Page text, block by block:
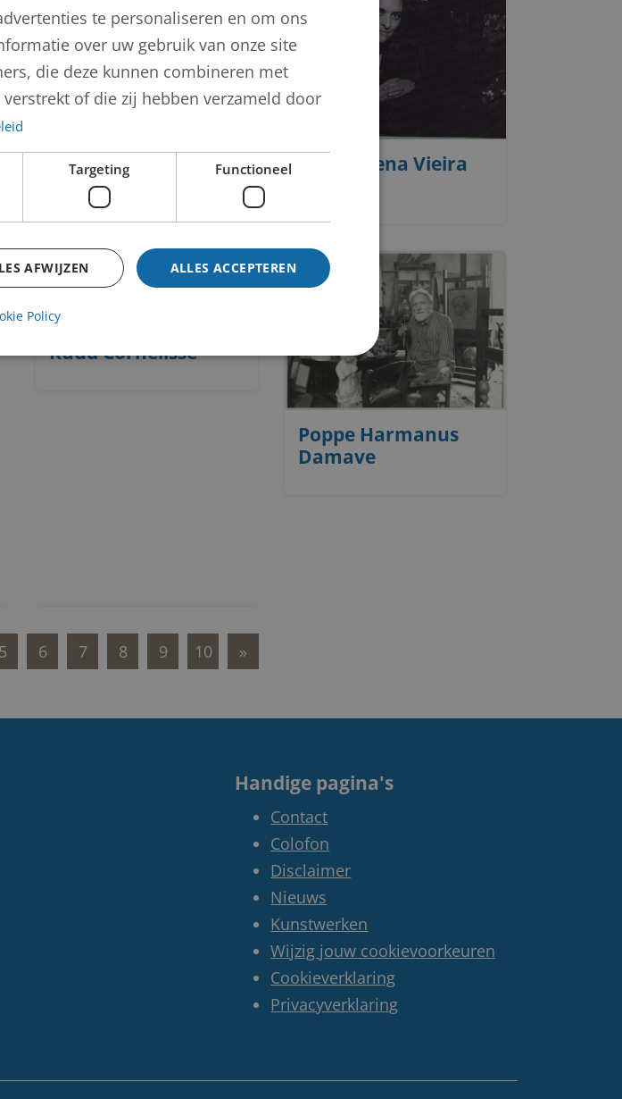
Adam Colton
Ruud Cornelisse
Maria Elena Vieira
Poppe Harmanus
Damave
5 6 7 8 9 10 »
Handige pagina's
Contact
Colofon
Disclaimer
Nieuws
Kunstwerken
Wijzig jouw cookievoorkeuren
Cookieverklaring
Privacyverklaring
te personaliseren en om ons
over uw gebruik van onze site
die deze kunnen combineren met
of die zij hebben verzameld door
Targeting Functioneel
ALLES ACCEPTEREN
AFWIJZEN
Policy